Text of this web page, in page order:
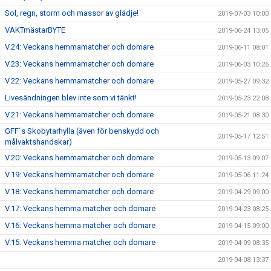
Sol, regn, storm och massor av glädje! 2019-07-03 10:00
VAKTmästarBYTE 2019-06-24 13:05
V.24: Veckans hemmamatcher och domare 2019-06-11 08:01
V.23: Veckans hemmamatcher och domare 2019-06-03 10:26
V.22: Veckans hemmamatcher och domare 2019-05-27 09:32
Livesändningen blev inte som vi tänkt! 2019-05-23 22:08
V.21: Veckans hemmamatcher och domare 2019-05-21 08:30
GFF´s Skobytarhylla (även för benskydd och
målvaktshandskar)
2019-05-17 12:51
V.20: Veckans hemmamatcher och domare 2019-05-13 09:07
V.19: Veckans hemmamatcher och domare 2019-05-06 11:24
V.18: Veckans hemmamatcher och domare 2019-04-29 09:00
V.17: Veckans hemma matcher och domare 2019-04-23 08:25
V.16: Veckans hemma matcher och domare 2019-04-15 09:00
V.15: Veckans hemma matcher och domare 2019-04-09 08:35
2019-04-08 13:37